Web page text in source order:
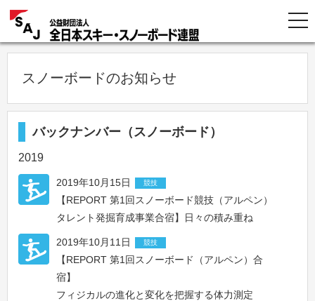
スノーボードのお知らせ
バックナンバー（スノーボード）
2019
2019年10月15日 競技
【REPORT 第1回スノーボード競技（アルペン）
タレント発掘育成事業合宿】日々の積み重ね
2019年10月11日 競技
【REPORT 第1回スノーボード（アルペン）合
宿】
フィジカルの進化と変化を把握する体力測定